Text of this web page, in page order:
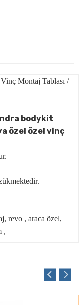
Montaj Tablası /
bodykit
özel özel vinç
revo , araca özel,
,